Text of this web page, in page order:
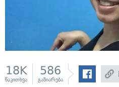
18K
წაკითხვა
586
გაზიარება